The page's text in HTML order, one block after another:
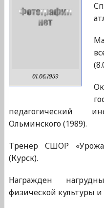
01.06.1959
педагогический
Ольминского (1989).
Тренер СШОР
(Курск).
Награжден
физической культуры и